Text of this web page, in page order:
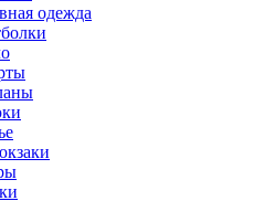
одежда